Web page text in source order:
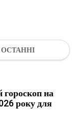
ОСТАННІ
на
року для